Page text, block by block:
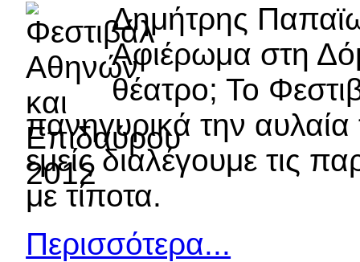
Δημήτρης
Αφιέρωμα στη
θέατρο; Το
πανηγυρικά την
εμείς διαλέγουμε τις
με τίποτα.
Περισσότερα...